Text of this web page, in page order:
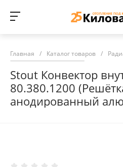
Главная / Каталог товаров /
Stout Конвектор
80.380.1200
анодированный